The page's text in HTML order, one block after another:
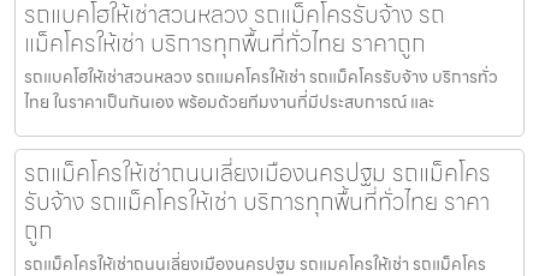
รถแบคโฮให้เช่าสวนหลวง รถแม็คโครรับจ้าง รถ
แม็คโครให้เช่า บริการทุกพื้นที่ทั่วไทย ราคาถูก
รถแบคโฮให้เช่าสวนหลวง รถแมคโครให้เช่า รถแม็คโครรับจ้าง บริการทั่ว
ไทย ในราคาเป็นกันเอง พร้อมด้วยทีมงานที่มีประสบการณ์ และ
รถแม็คโครให้เช่าถนนเลี่ยงเมืองนครปฐม รถแม็คโคร
รับจ้าง รถแม็คโครให้เช่า บริการทุกพื้นที่ทั่วไทย ราคา
ถูก
รถแม็คโครให้เช่าถนนเลี่ยงเมืองนครปฐม รถแมคโครให้เช่า รถแม็คโคร